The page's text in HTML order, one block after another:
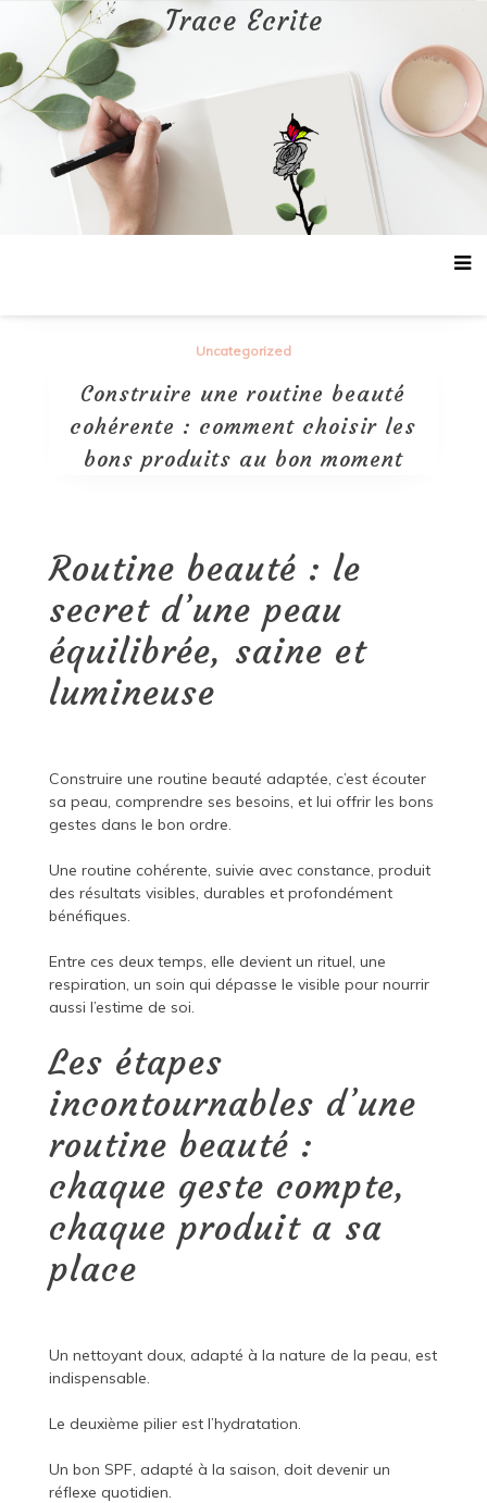
contenu
Trace Ecrite
Uncategorized
Construire une routine beauté
cohérente : comment choisir les
bons produits au bon moment
Routine beauté : le
secret d’une peau
équilibrée, saine et
lumineuse
Construire une routine beauté adaptée, c’est écouter
sa peau, comprendre ses besoins, et lui offrir les bons
gestes dans le bon ordre.
Une routine cohérente, suivie avec constance, produit
des résultats visibles, durables et profondément
bénéfiques.
Entre ces deux temps, elle devient un rituel, une
respiration, un soin qui dépasse le visible pour nourrir
aussi l’estime de soi.
Les étapes
incontournables d’une
routine beauté :
chaque geste compte,
chaque produit a sa
place
Un nettoyant doux, adapté à la nature de la peau, est
indispensable.
Le deuxième pilier est l’hydratation.
Un bon SPF, adapté à la saison, doit devenir un
réflexe quotidien.